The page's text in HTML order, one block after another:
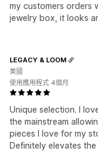
my customers orders
jewelry box, it looks
Unique selection. I
the mainstream
pieces I love for my
Definitely elevates
LEGACY & LOOM
美國
使用應用程式 4個月